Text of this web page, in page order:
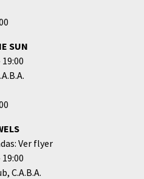
SUN
19:00
Ver flyer
19:00
C.A.B.A.